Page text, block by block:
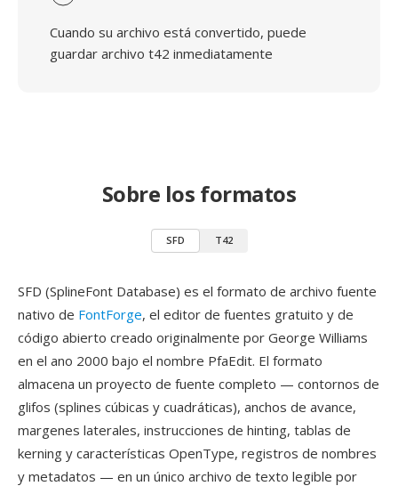
Cuando su archivo está convertido, puede
guardar archivo t42 inmediatamente
Sobre los formatos
SFD T42
SFD (SplineFont Database) es el formato de archivo fuente
nativo de FontForge, el editor de fuentes gratuito y de
código abierto creado originalmente por George Williams
en el ano 2000 bajo el nombre PfaEdit. El formato
almacena un proyecto de fuente completo — contornos de
glifos (splines cúbicas y cuadráticas), anchos de avance,
margenes laterales, instrucciones de hinting, tablas de
kerning y características OpenType, registros de nombres
y metadatos — en un único archivo de texto legible por